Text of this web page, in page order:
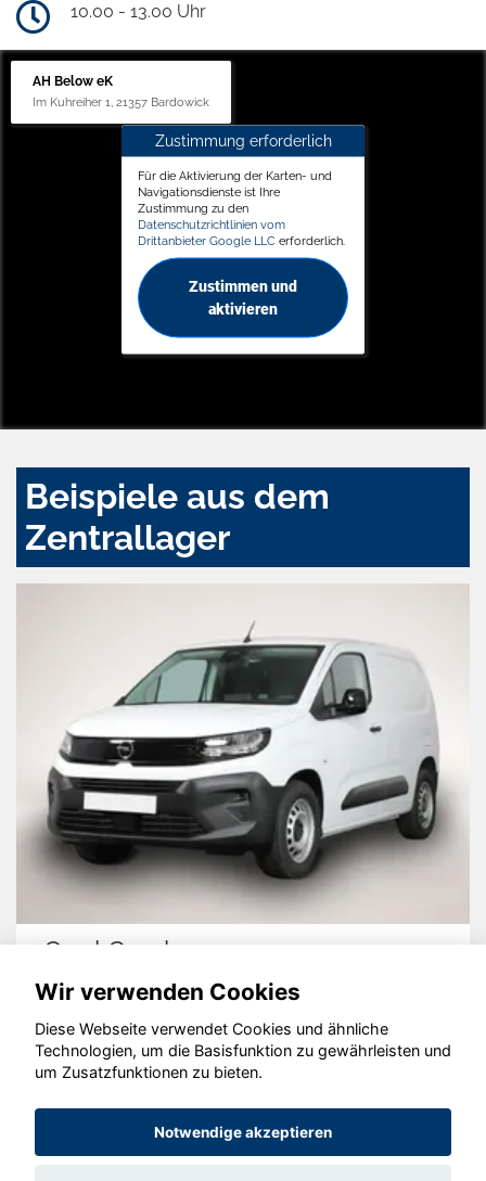
10.00 - 13.00 Uhr
AH Below eK
Im Kuhreiher 1, 21357 Bardowick
Zustimmung erforderlich
Für die Aktivierung der Karten- und
Navigationsdienste ist Ihre
Zustimmung zu den
Datenschutzrichtlinien vom
Drittanbieter Google LLC erforderlich.
Zustimmen und
aktivieren
Beispiele aus dem
Zentrallager
Opel Combo
© konjunkturmotor.de GmbH 2020 - 2026
Wir verwenden Cookies
Diese Webseite verwendet Cookies und ähnliche
Technologien, um die Basisfunktion zu gewährleisten und
um Zusatzfunktionen zu bieten.
Notwendige akzeptieren